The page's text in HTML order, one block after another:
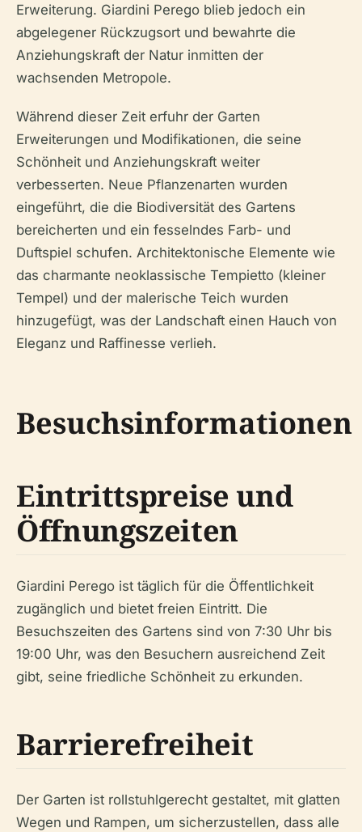
Erweiterung. Giardini Perego blieb jedoch ein
abgelegener Rückzugsort und bewahrte die
Anziehungskraft der Natur inmitten der
wachsenden Metropole.
Während dieser Zeit erfuhr der Garten
Erweiterungen und Modifikationen, die seine
Schönheit und Anziehungskraft weiter
verbesserten. Neue Pflanzenarten wurden
eingeführt, die die Biodiversität des Gartens
bereicherten und ein fesselndes Farb- und
Duftspiel schufen. Architektonische Elemente wie
das charmante neoklassische Tempietto (kleiner
Tempel) und der malerische Teich wurden
hinzugefügt, was der Landschaft einen Hauch von
Eleganz und Raffinesse verlieh.
Besuchsinformationen
Eintrittspreise und
Öffnungszeiten
Giardini Perego ist täglich für die Öffentlichkeit
zugänglich und bietet freien Eintritt. Die
Besuchszeiten des Gartens sind von 7:30 Uhr bis
19:00 Uhr, was den Besuchern ausreichend Zeit
gibt, seine friedliche Schönheit zu erkunden.
Barrierefreiheit
Der Garten ist rollstuhlgerecht gestaltet, mit glatten
Wegen und Rampen, um sicherzustellen, dass alle